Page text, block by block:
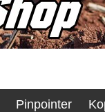
Pinpointer